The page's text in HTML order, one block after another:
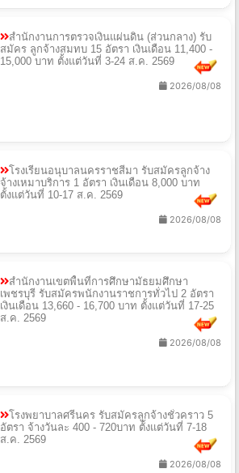
สำนักงานการตรวจเงินแผ่นดิน (ส่วนกลาง) รับ
สมัคร ลูกจ้างสมทบ 15 อัตรา เงินเดือน 11,400 -
15,000 บาท ตั้งแต่วันที่ 3-24 ส.ค. 2569
2026/08/08
โรงเรียนอนุบาลนครราชสีมา รับสมัครลูกจ้าง
จ้างเหมาบริการ 1 อัตรา เงินเดือน 8,000 บาท
ตั้งแต่วันที่ 10-17 ส.ค. 2569
2026/08/08
สำนักงานเขตพื้นที่การศึกษามัธยมศึกษา
เพชรบุรี รับสมัครพนักงานราชการทั่วไป 2 อัตรา
เงินเดือน 13,660 - 16,700 บาท ตั้งแต่วันที่ 17-25
ส.ค. 2569
2026/08/08
โรงพยาบาลศรีนคร รับสมัครลูกจ้างชั่วคราว 5
อัตรา จ้างวันละ 400 - 720บาท ตั้งแต่วันที่ 7-18
ส.ค. 2569
2026/08/08